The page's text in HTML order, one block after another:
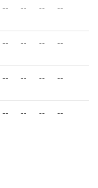
-- -- -- --
-- -- -- --
-- -- -- --
-- -- -- --